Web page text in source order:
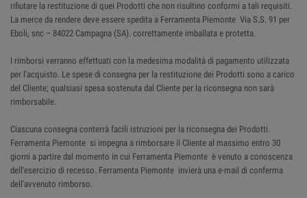
rifiutare la restituzione di quei Prodotti che non risultino conformi a tali requisiti.
La merce da rendere deve essere spedita a Ferramenta Piemonte Via S.S. 91 per
Eboli, snc – 84022 Campagna (SA). correttamente imballata e protetta.
I rimborsi verranno effettuati con la medesima modalità di pagamento utilizzata
per l'acquisto. Le spese di consegna per la restituzione dei Prodotti sono a carico
del Cliente; qualsiasi spesa sostenuta dal Cliente per la riconsegna non sarà
rimborsabile.
Ciascuna consegna conterrà facili istruzioni per la riconsegna dei Prodotti.
Ferramenta Piemonte si impegna a rimborsare il Cliente al massimo entro 30
giorni a partire dal momento in cui Ferramenta Piemonte è venuto a conoscenza
dell'esercizio di recesso. Ferramenta Piemonte invierà una e-mail di conferma
dell'avvenuto rimborso.